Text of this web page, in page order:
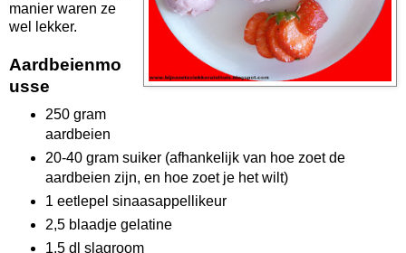
manier waren ze
wel lekker.
Aardbeienmo
usse
250 gram
aardbeien
20-40 gram suiker (afhankelijk van hoe zoet de
aardbeien zijn, en hoe zoet je het wilt)
1 eetlepel sinaasappellikeur
2,5 blaadje gelatine
1,5 dl slagroom